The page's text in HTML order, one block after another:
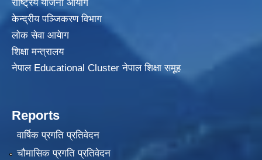
राष्ट्रिय योजना आयोग
केन्द्रीय पञ्जिकरण विभाग
लोक सेवा आयेाग
शिक्षा मन्त्रालय
नेपाल Educational Cluster नेपाल शिक्षा समूह
Reports
वार्षिक प्रगति प्रतिवेदन
चौमासिक प्रगति प्रतिवेदन